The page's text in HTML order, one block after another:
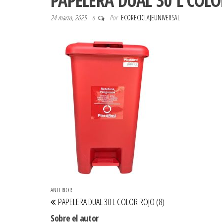
24 marzo, 2025 0 Por ECORECICLAJEUNIVERSAL
Navegación de entradas
Entrada anterior
ANTERIOR
PAPELERA DUAL 30 L COLOR ROJO (8)
Sobre el autor